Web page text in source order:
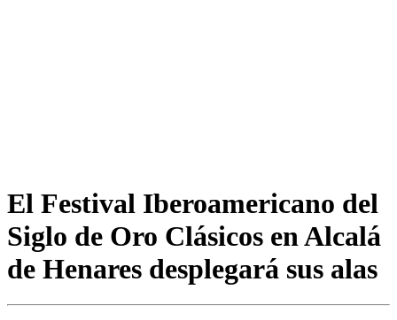
El Festival Iberoamericano del
Siglo de Oro Clásicos en Alcalá
de Henares desplegará sus alas